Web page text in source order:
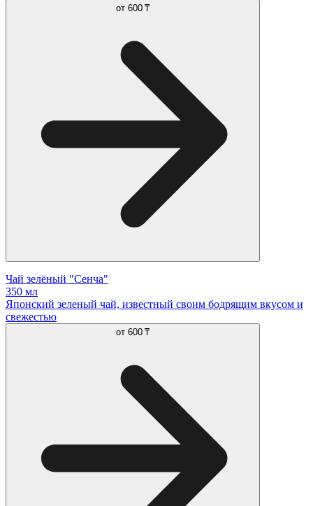
от 600 ₸
Чай зелёный "Сенча"
350 мл
Японский зеленый чай, известный своим бодрящим вкусом и
свежестью
от 600 ₸